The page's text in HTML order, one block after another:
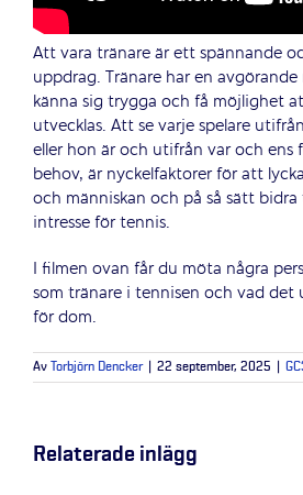
Att vara tränare är ett spännande
uppdrag. Tränare har en
känna sig trygga och få möjlighet
utvecklas. Att se varje spelare
eller hon är och utifrån var och
behov, är nyckelfaktorer för att
och människan och på så sätt
intresse för tennis.
I filmen ovan får du möta några
som tränare i tennisen och vad det
för dom.
Av Torbjörn Dencker 22 september, 2025
Relaterade inlägg